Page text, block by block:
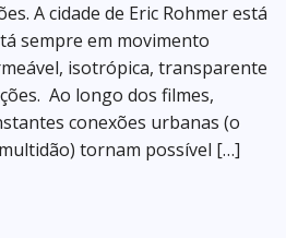
A cidade de Eric Rohmer está
sempre em movimento
isotrópica, transparente
Ao longo dos filmes,
conexões urbanas (o
tornam possível […]